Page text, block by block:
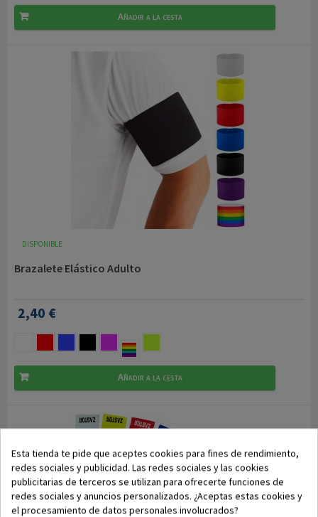
Añadir a la cesta
DISPONIBLE
Brazalete Elástico Adulto
2,40 €
Añadir a la cesta
Esta tienda te pide que aceptes cookies para fines de rendimiento,
redes sociales y publicidad. Las redes sociales y las cookies
publicitarias de terceros se utilizan para ofrecerte funciones de
redes sociales y anuncios personalizados. ¿Aceptas estas cookies y
el procesamiento de datos personales involucrados?